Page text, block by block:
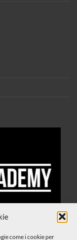
come i cookie per